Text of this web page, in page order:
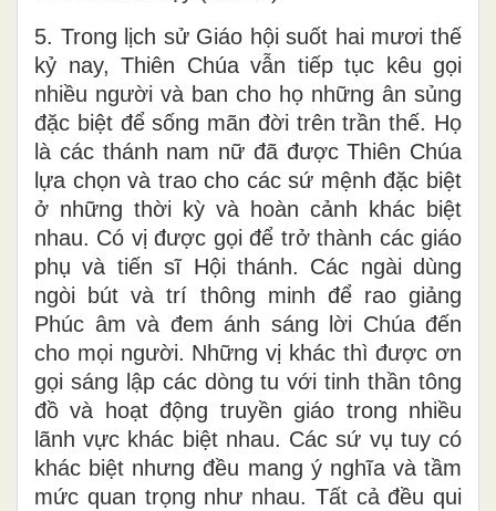
5. Trong lịch sử Giáo hội suốt hai mươi thế
kỷ nay, Thiên Chúa vẫn tiếp tục kêu gọi
nhiều người và ban cho họ những ân sủng
đặc biệt để sống mãn đời trên trần thế. Họ
là các thánh nam nữ đã được Thiên Chúa
lựa chọn và trao cho các sứ mệnh đặc biệt
ở những thời kỳ và hoàn cảnh khác biệt
nhau. Có vị được gọi để trở thành các giáo
phụ và tiến sĩ Hội thánh. Các ngài dùng
ngòi bút và trí thông minh để rao giảng
Phúc âm và đem ánh sáng lời Chúa đến
cho mọi người. Những vị khác thì được ơn
gọi sáng lập các dòng tu với tinh thần tông
đồ và hoạt động truyền giáo trong nhiều
lãnh vực khác biệt nhau. Các sứ vụ tuy có
khác biệt nhưng đều mang ý nghĩa và tầm
mức quan trọng như nhau. Tất cả đều qui